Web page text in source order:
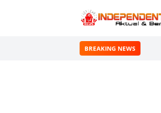
BREAKING NEWS